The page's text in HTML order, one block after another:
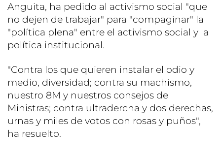
Anguita, ha pedido al activismo social "que
no dejen de trabajar" para "compaginar" la
"política plena" entre el activismo social y la
política institucional.
"Contra los que quieren instalar el odio y
medio, diversidad; contra su machismo,
nuestro 8M y nuestros consejos de
Ministras; contra ultradercha y dos derechas,
urnas y miles de votos con rosas y puños",
ha resuelto.